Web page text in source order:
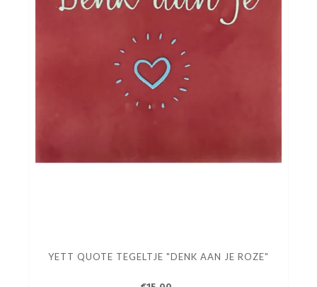
YETT QUOTE TEGELTJE "DENK AAN JE ROZE"